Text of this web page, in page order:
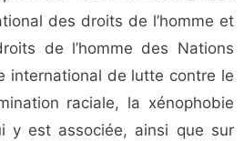
des droits de l’homme et
de l’homme des Nations
international de lutte contre le
raciale, la xénophobie
y est associée, ainsi que sur